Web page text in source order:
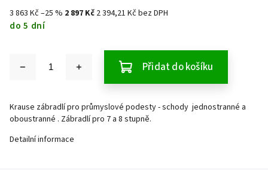
3 863 Kč–25 % 2 897 Kč 2 394,21 Kč bez DPH
do 5 dní
Přidat do košíku
Krause zábradlí pro průmyslové podesty - schody jednostranné a
oboustranné . Zábradlí pro 7 a 8 stupně.
Detailní informace